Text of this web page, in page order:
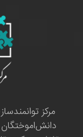
مرکز